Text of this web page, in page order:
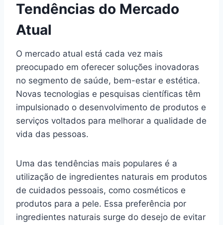
Tendências do Mercado
Atual
O mercado atual está cada vez mais
preocupado em oferecer soluções inovadoras
no segmento de saúde, bem-estar e estética.
Novas tecnologias e pesquisas científicas têm
impulsionado o desenvolvimento de produtos e
serviços voltados para melhorar a qualidade de
vida das pessoas.
Uma das tendências mais populares é a
utilização de ingredientes naturais em produtos
de cuidados pessoais, como cosméticos e
produtos para a pele. Essa preferência por
ingredientes naturais surge do desejo de evitar